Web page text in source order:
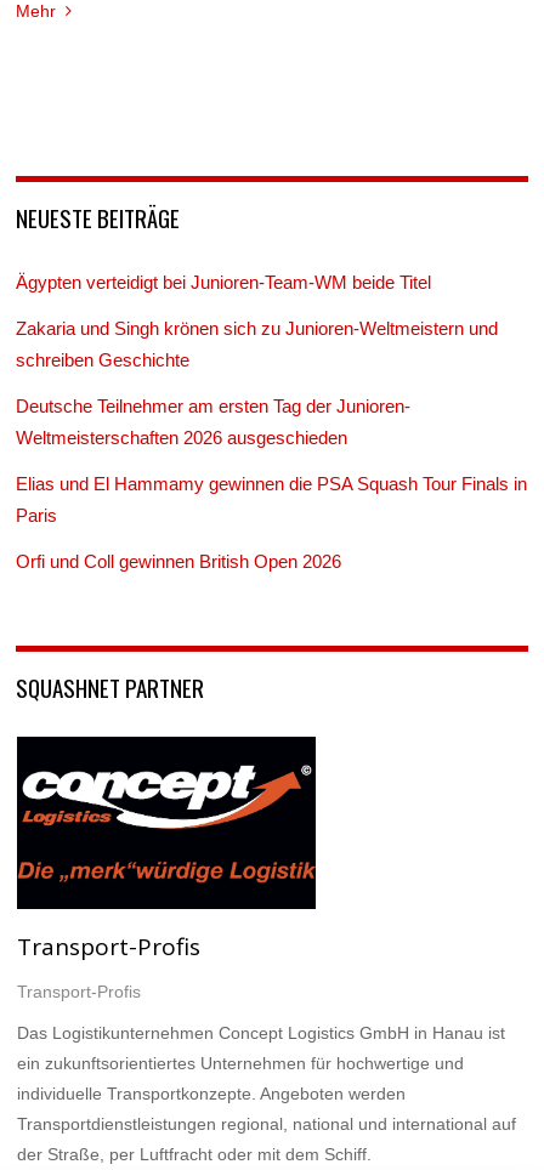
Mehr
NEUESTE BEITRÄGE
Ägypten verteidigt bei Junioren-Team-WM beide Titel
Zakaria und Singh krönen sich zu Junioren-Weltmeistern und
schreiben Geschichte
Deutsche Teilnehmer am ersten Tag der Junioren-
Weltmeisterschaften 2026 ausgeschieden
Elias und El Hammamy gewinnen die PSA Squash Tour Finals in
Paris
Orfi und Coll gewinnen British Open 2026
SQUASHNET PARTNER
Transport-Profis
Transport-Profis
Das Logistikunternehmen Concept Logistics GmbH in Hanau ist
ein zukunftsorientiertes Unternehmen für hochwertige und
individuelle Transportkonzepte. Angeboten werden
Transportdienstleistungen regional, national und international auf
der Straße, per Luftfracht oder mit dem Schiff.